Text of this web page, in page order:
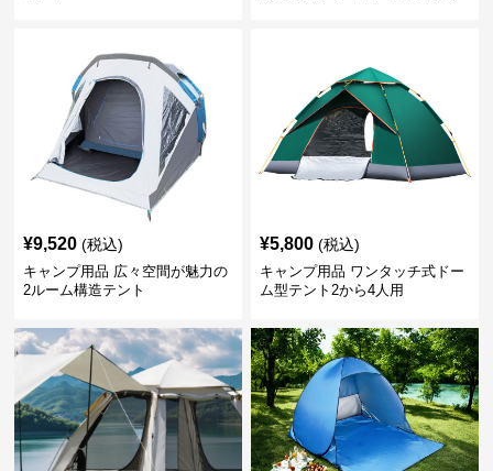
¥9,520 (税込)
キャンプ用品 広々空間が魅力の
2ルーム構造テント
¥5,800 (税込)
キャンプ用品 ワンタッチ式ドー
ム型テント2から4人用